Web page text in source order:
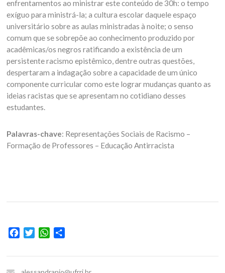
enfrentamentos ao ministrar este conteúdo de 30h: o tempo
exíguo para ministrá-la; a cultura escolar daquele espaço
universitário sobre as aulas ministradas à noite; o senso
comum que se sobrepõe ao conhecimento produzido por
acadêmicas/os negros ratificando a existência de um
persistente racismo epistêmico, dentre outras questões,
despertaram a indagação sobre a capacidade de um único
componente curricular como este lograr mudanças quanto as
ideias racistas que se apresentam no cotidiano desses
estudantes.
Palavras-chave: Representações Sociais de Racismo –
Formação de Professores – Educação Antirracista
FacebookTwitterWhatsApp